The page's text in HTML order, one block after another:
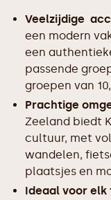
Veelzijdige
een modern
een
passende
groepen van
Prachtige
Zeeland biedt
cultuur, met
wandelen,
plaatsjes en
Ideaal voor